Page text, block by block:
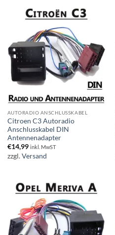
AUTORADIO ANSCHLUSSKABEL
Citroen C3 Autoradio
Anschlusskabel DIN
Antennenadapter
€14,99 inkl. MwST
zzgl.Versand